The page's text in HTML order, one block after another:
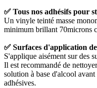
✅ Tous nos adhésifs pour
Un vinyle teinté masse
minimum brillant 70microns
✅ Surfaces d'application
S'applique aisément sur des
Il est recommandé de
solution à base d'alcool
adhésives.